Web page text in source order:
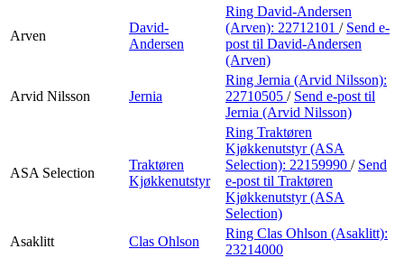
Arven
David-
Andersen
Ring David-Andersen
(Arven): 22712101 / Send e-
post til David-Andersen
(Arven)
Arvid Nilsson Jernia
Ring Jernia (Arvid Nilsson):
22710505 / Send e-post til
Jernia (Arvid Nilsson)
ASA Selection
Traktøren
Kjøkkenutstyr
Ring Traktøren
Kjøkkenutstyr (ASA
Selection): 22159990 / Send
e-post til Traktøren
Kjøkkenutstyr (ASA
Selection)
Asaklitt
Clas Ohlson
Ring Clas Ohlson (Asaklitt):
23214000